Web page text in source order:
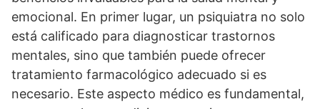
emocional. En primer lugar, un psiquiatra no solo
está calificado para diagnosticar trastornos
mentales, sino que también puede ofrecer
tratamiento farmacológico adecuado si es
necesario. Este aspecto médico es fundamental,